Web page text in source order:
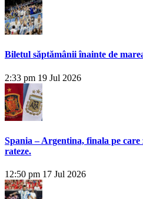
Biletul săptămânii înainte de
2:33 pm 19 Jul 2026
Spania – Argentina, finala pe
rateze.
12:50 pm 17 Jul 2026